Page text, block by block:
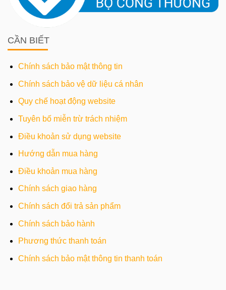
CẦN BIẾT
Chính sách bảo mật thông tin
Chính sách bảo vệ dữ liệu cá nhân
Quy chế hoạt động website
Tuyên bố miễn trừ trách nhiệm
Điều khoản sử dụng website
Hướng dẫn mua hàng
Điều khoản mua hàng
Chính sách giao hàng
Chính sách đổi trả sản phẩm
Chính sách bảo hành
Phương thức thanh toán
Chính sách bảo mật thông tin thanh toán